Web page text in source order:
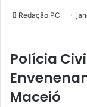
Redação PC
Polícia
Maceió